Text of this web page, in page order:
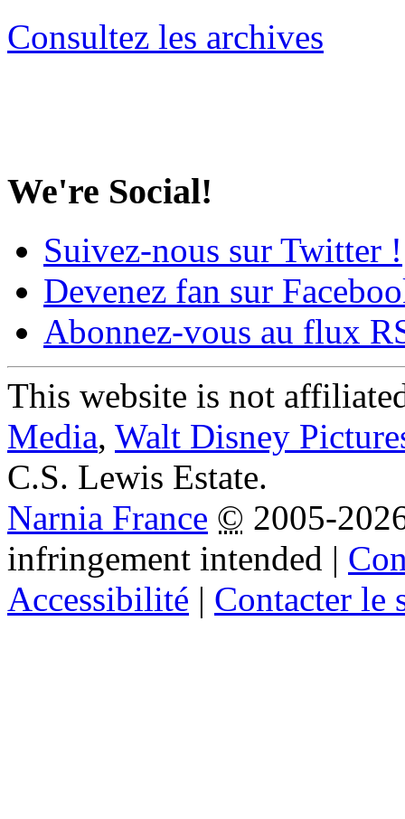
Consultez les archives
We're Social!
Suivez-nous sur Twitter !
Devenez fan sur
Abonnez-vous au flux
This website is not
Media, Walt Disney
C.S. Lewis Estate.
Narnia France © 2005-
infringement intended |
Accessibilité | Contacter le